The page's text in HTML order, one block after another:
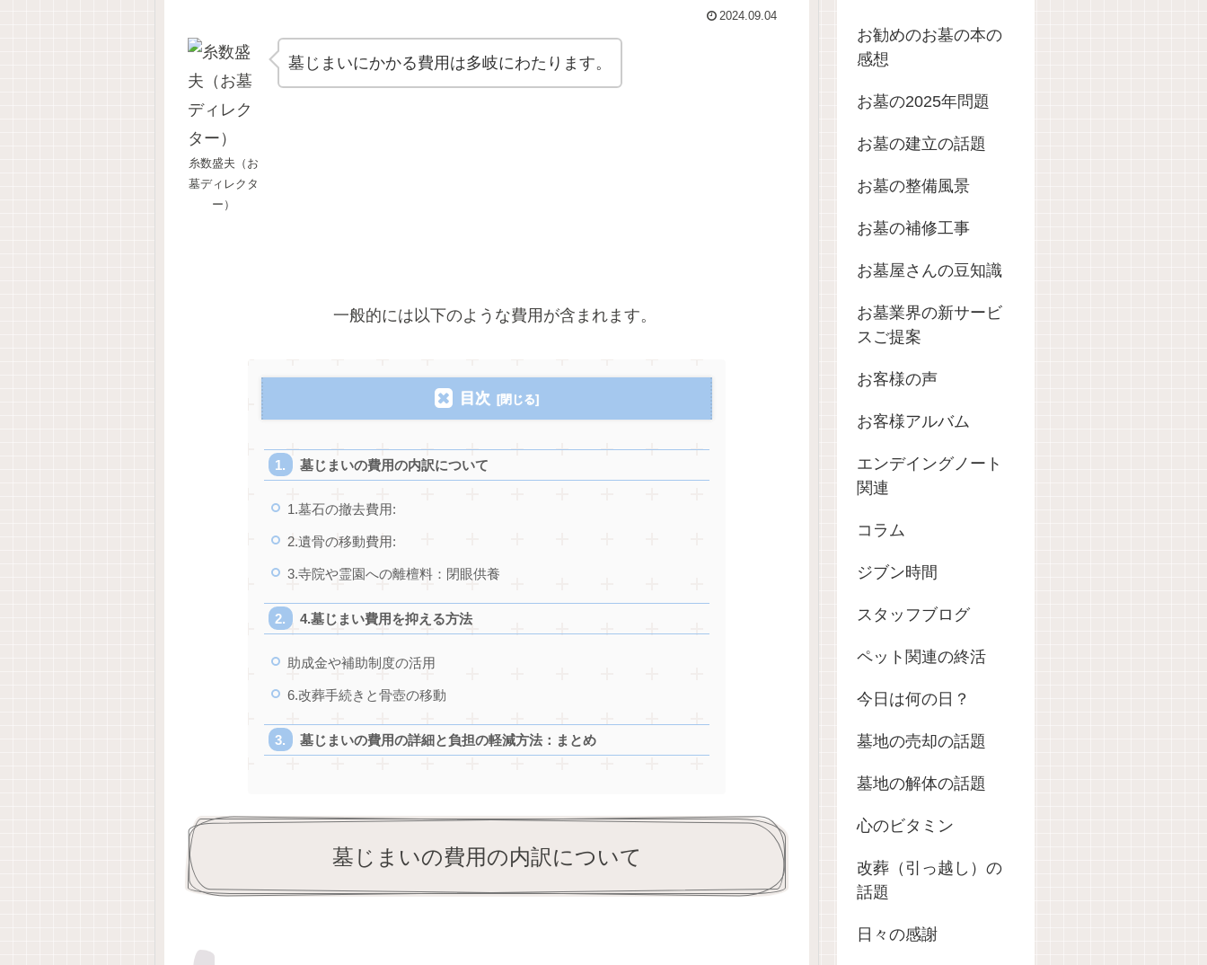
2024.09.04
糸数盛夫（お
墓ディレクタ
ー）
墓じまいにかかる費用は多岐にわたります。
一般的には以下のような費用が含まれます。
目次
墓じまいの費用の内訳について
1.墓石の撤去費用:
2.遺骨の移動費用:
3.寺院や霊園への離檀料：閉眼供養
4.墓じまい費用を抑える方法
助成金や補助制度の活用
6.改葬手続きと骨壺の移動
墓じまいの費用の詳細と負担の軽減方法：まとめ
墓じまいの費用の内訳について
お勧めのお墓の本の
感想
お墓の2025年問題
お墓の建立の話題
お墓の整備風景
お墓の補修工事
お墓屋さんの豆知識
お墓業界の新サービ
スご提案
お客様の声
お客様アルバム
エンデイングノート
関連
コラム
ジブン時間
スタッフブログ
ペット関連の終活
今日は何の日？
墓地の売却の話題
墓地の解体の話題
心のビタミン
改葬（引っ越し）の
話題
日々の感謝